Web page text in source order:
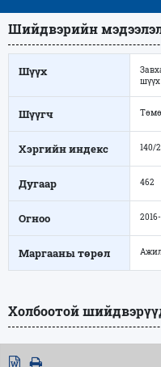
Шийдвэрийн
Шүүх
Шүүгч
Хэргийн индекс 140/
Дугаар 462
Огноо
Маргааны төрөл
Холбоотой